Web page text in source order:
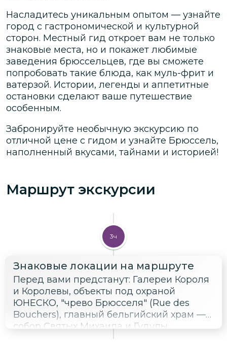
Насладитесь уникальным опытом — узнайте
город с гастрономической и культурной
сторон. Местный гид откроет вам не только
знаковые места, но и покажет любимые
заведения брюссельцев, где вы сможете
попробовать такие блюда, как муль-фрит и
ватерзой. Истории, легенды и аппетитные
остановки сделают ваше путешествие
особенным.
Забронируйте необычную экскурсию по
отличной цене с гидом и узнайте Брюссель,
наполненный вкусами, тайнами и историей!
Маршрут экскурсии
3ч
Знаковые локации на маршруте
Перед вами предстанут: Галереи Короля
и Королевы, объекты под охраной
ЮНЕСКО, "чрево Брюсселя" (Rue des
Bouchers), главный бельгийский храм —
собор Святых Михаила и Гудулы
(Cathédrale Saints-Michel-et-Gudule),